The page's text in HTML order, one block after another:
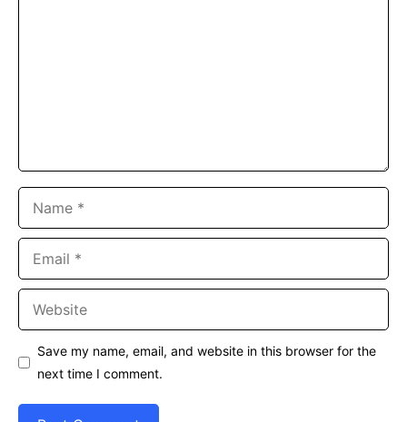
Save my name, email, and website in this browser for the
next time I comment.